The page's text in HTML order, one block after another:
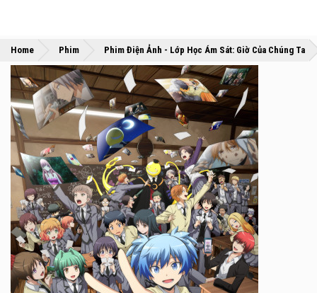
Home »
Phim Phim Điện Ảnh - Lớp Học Ám Sát: Giờ Của Chúng Ta